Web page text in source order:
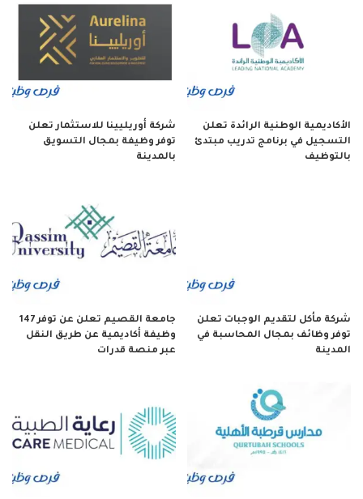
الأكاديمية الوطنية الرائدة تعلن
التسجيل في برنامج تدريب مبتدئ
بالتوظيف
شركة أوريليينا للاستثمار تعلن
توفر وظيفة بمجال التسويق
بالمدينة
شركة مأكل لتقديم الوجبات تعلن
توفر وظائف بمجال المحاسبة في
المدينة
جامعة القصيم تعلن عن توفر 147
وظيفة أكاديمية عن طريق النقل
عبر منصة قدرات